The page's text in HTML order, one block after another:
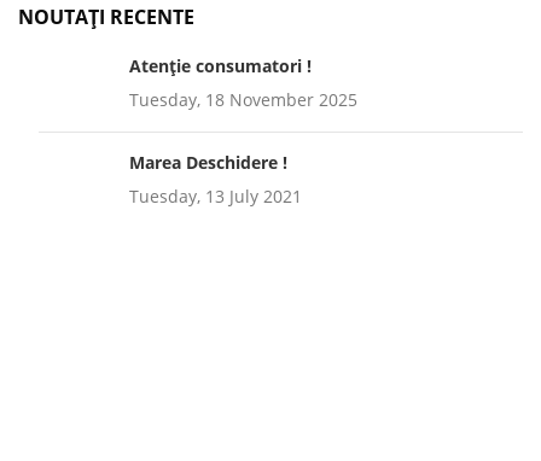
NOUTAȚI RECENTE
Atenție consumatori !
Tuesday, 18 November 2025
Marea Deschidere !
Tuesday, 13 July 2021